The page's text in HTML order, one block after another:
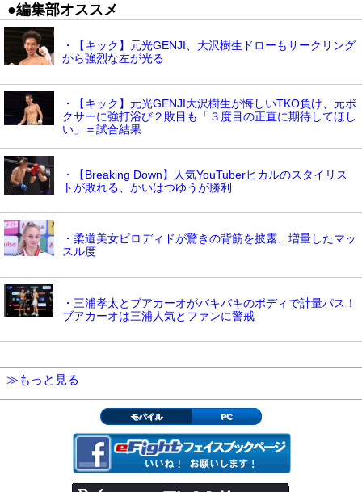
●編集部オススメ
・【キック】元光GENJI、大沢樹生ドローもサークリング
から強烈な左が光る
・【キック】元光GENJI大沢樹生が悔しいTKO負け、元ボ
クサーに強打浴び２敗目も「３度目の正直に期待してほし
い」＝試合結果
・【Breaking Down】人気YouTuberヒカルのスタイリス
トが敗れる、かいはつゆうが勝利
・柔道美女ビロディドが驚きの背筋を披露、増量したマッ
スル度
・三浦孝太とブアカーオがバキバキのボディで計量パス！
ブアカーオは三浦人気とファンに警戒
≫もっと見る
モバイル PC